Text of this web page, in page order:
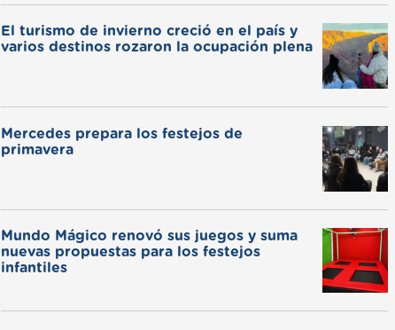
El turismo de invierno creció en el país y
varios destinos rozaron la ocupación plena
Mercedes prepara los festejos de
primavera
Mundo Mágico renovó sus juegos y suma
nuevas propuestas para los festejos
infantiles